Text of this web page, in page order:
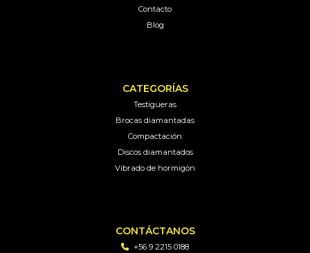
Contacto
Blog
CATEGORÍAS
Testigueras
Brocas diamantadas
Compactación
Discos diamantados
Vibrado de hormigón
CONTÁCTANOS
+56 9 2215 0188